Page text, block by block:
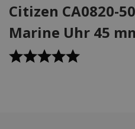
Citizen CA0820-
Marine Uhr 45